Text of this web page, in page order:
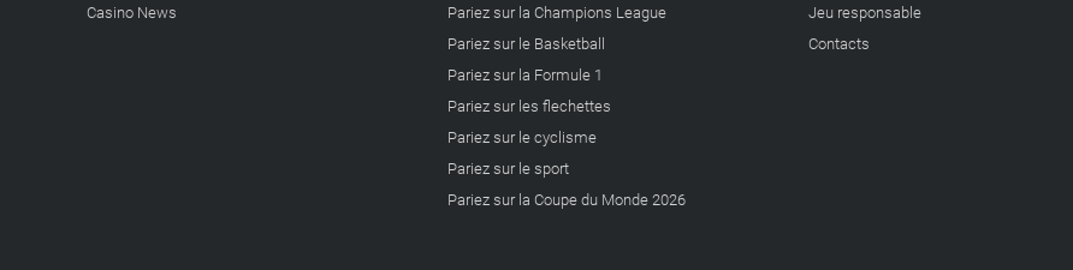
Casino News
Pariez sur la Champions League
Pariez sur le Basketball
Pariez sur la Formule 1
Pariez sur les flechettes
Pariez sur le cyclisme
Pariez sur le sport
Pariez sur la Coupe du Monde 2026
Jeu responsable
Contacts